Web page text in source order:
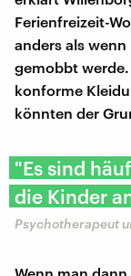
Ferienfreizeit-
anders als
gemobbt
konforme
könnten der
"Es sind
die Kinder
Psychotherapeut